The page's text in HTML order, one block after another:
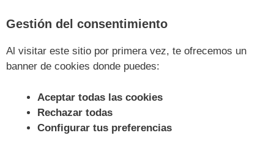
Gestión del consentimiento
Al visitar este sitio por primera vez, te ofrecemos un
banner de cookies donde puedes:
Aceptar todas las cookies
Rechazar todas
Configurar tus preferencias